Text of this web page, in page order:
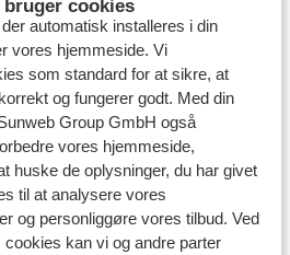
bruger cookies
automatisk installeres i din
vores hjemmeside. Vi
som standard for at sikre, at
og fungerer godt. Med din
Group GmbH også
vores hjemmeside,
huske de oplysninger, du har givet
til at analysere vores
og personliggøre vores tilbud. Ved
kan vi og andre parter
Afbudsrejser til Costa
Brava